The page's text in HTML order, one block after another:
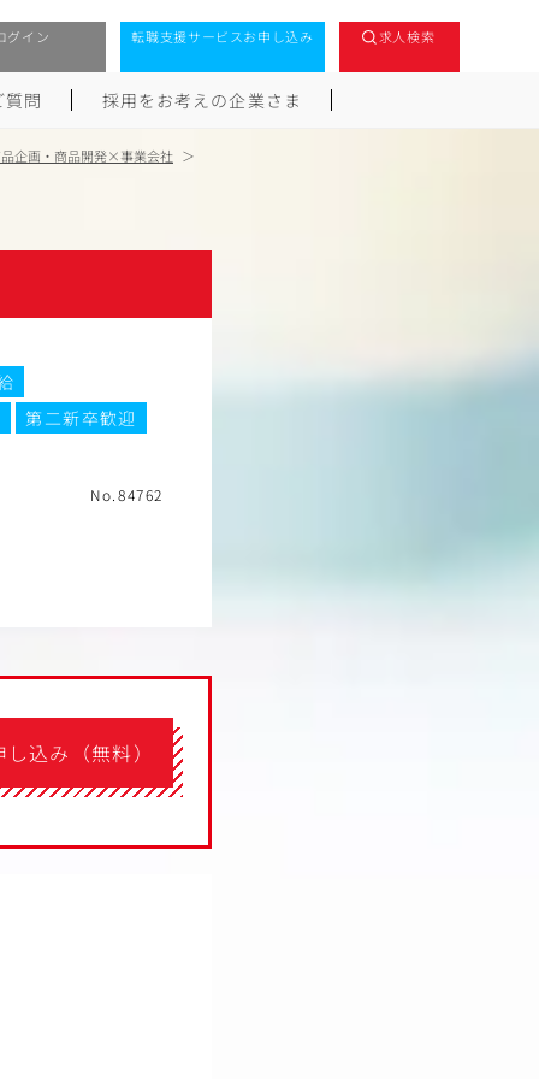
グイン 転職支援サービスお申し込み 求人検索
問 採用をお考えの企業さま
企画・商品開発×事業会社
第二新卒歓迎
No.84762
込み（無料）